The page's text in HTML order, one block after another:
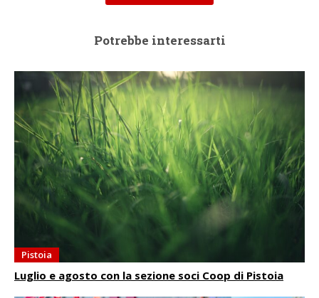
Potrebbe interessarti
Pistoia
Luglio e agosto con la sezione soci Coop di Pistoia